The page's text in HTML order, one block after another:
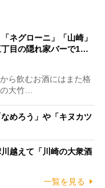
ネグローニ」「山崎」
丁目の隠れ家バーで1…
ら飲むお酒にはまた格
大竹…
めろう」や「キヌカツ
越えて「川崎の大衆酒
一覧を見る